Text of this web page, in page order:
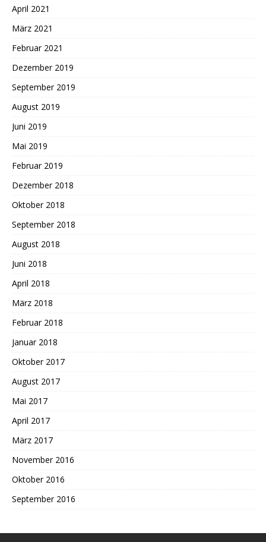
April 2021
März 2021
Februar 2021
Dezember 2019
September 2019
August 2019
Juni 2019
Mai 2019
Februar 2019
Dezember 2018
Oktober 2018
September 2018
August 2018
Juni 2018
April 2018
März 2018
Februar 2018
Januar 2018
Oktober 2017
August 2017
Mai 2017
April 2017
März 2017
November 2016
Oktober 2016
September 2016